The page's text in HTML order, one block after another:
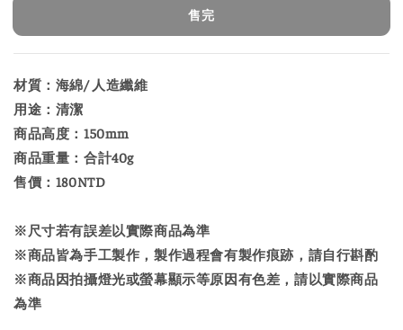
售完
材質：海綿/ 人造纖維
用途：清潔
商品高度：150mm
商品重量：合計40g
售價：180NTD
※尺寸若有誤差以實際商品為準
※商品皆為手工製作，製作過程會有製作痕跡，請自行斟酌
※商品因拍攝燈光或螢幕顯示等原因有色差，請以實際商品
為準